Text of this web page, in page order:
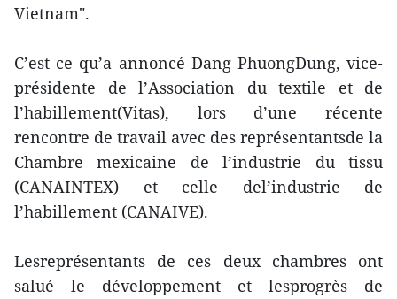
Vietnam".
C’est ce qu’a annoncé Dang PhuongDung, vice-
présidente de l’Association du textile et de
l’habillement(Vitas), lors d’une récente
rencontre de travail avec des représentantsde la
Chambre mexicaine de l’industrie du tissu
(CANAINTEX) et celle del’industrie de
l’habillement (CANAIVE).
Lesreprésentants de ces deux chambres ont
salué le développement et lesprogrès de